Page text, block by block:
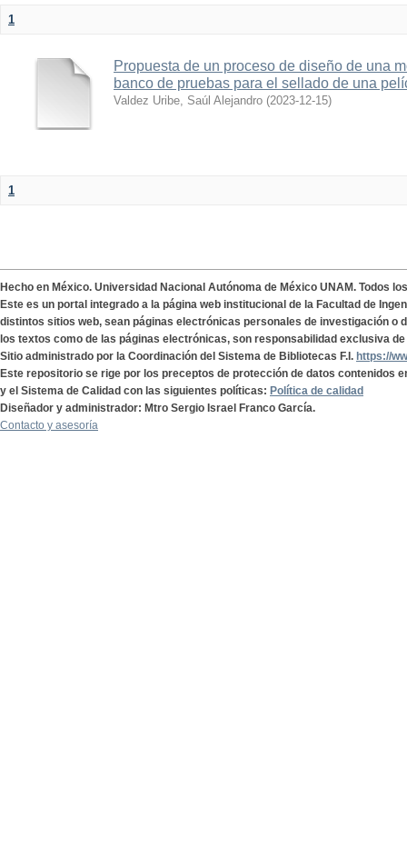
1
Propuesta de un proceso de diseño de una
banco de pruebas para el sellado de una
Valdez Uribe, Saúl Alejandro (2023-12-15)
1
Hecho en México. Universidad Nacional Autónoma de México UNAM. Todos
Este es un portal integrado a la página web institucional de la Facultad de
distintos sitios web, sean páginas electrónicas personales de investigación o
los textos como de las páginas electrónicas, son responsabilidad exclusiva
Sitio administrado por la Coordinación del Sistema de Bibliotecas F.I. https://
Este repositorio se rige por los preceptos de protección de datos contenidos
y el Sistema de Calidad con las siguientes políticas: Política de calidad
Diseñador y administrador: Mtro Sergio Israel Franco García.
Contacto y asesoría